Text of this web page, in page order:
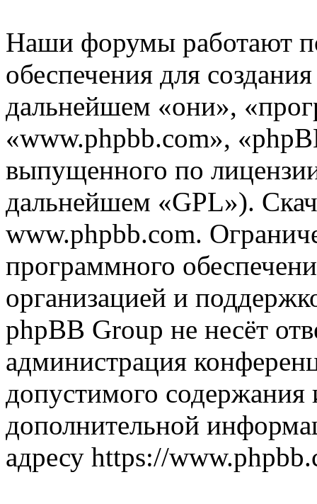
Наши форумы работают
обеспечения для
дальнейшем «они»,
«www.phpbb.com»,
выпущенного по
дальнейшем «GPL»).
www.phpbb.com.
программного
организацией и
phpBB Group не несёт
администрация
допустимого
дополнительной
адресу https://